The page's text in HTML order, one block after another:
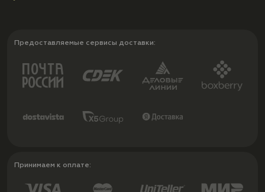
Предоставляемые сервисы доставки:
Принимаем к оплате: